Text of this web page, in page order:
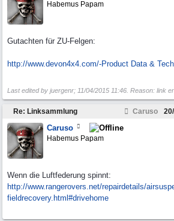
Habemus Papam
Gutachten für ZU-Felgen:
http://www.devon4x4.com/-Product Data &
Last edited by juergenr; 11/04/2015 11:46 . Reason: link
Re: Linksammlung Caruso
Caruso
Habemus Papam
Wenn die Luftfederung spinnt:
http://www.rangerovers.net/repairdetails/
fieldrecovery.html#drivehome